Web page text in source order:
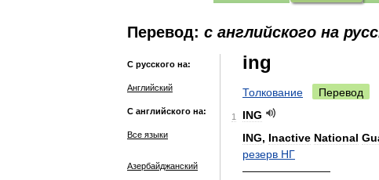
Перевод: с английского на
С русского на:
Английский
С английского на:
Все языки
Азербайджанский
ing
Толкование Перевод
1
ING
ING, Inactive National
резерв НГ
————————